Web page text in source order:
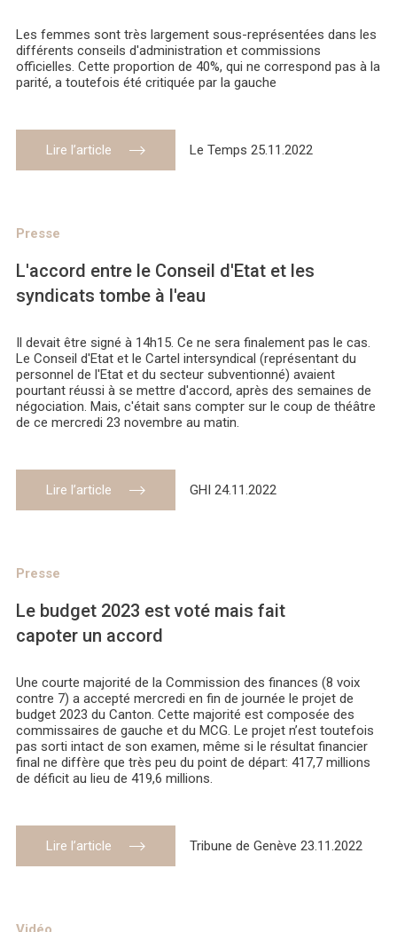
Les femmes sont très largement sous-représentées dans les
différents conseils d'administration et commissions
officielles. Cette proportion de 40%, qui ne correspond pas à la
parité, a toutefois été critiquée par la gauche
Lire l’article Le Temps 25.11.2022
Presse
L'accord entre le Conseil d'Etat et les
syndicats tombe à l'eau
Il devait être signé à 14h15. Ce ne sera finalement pas le cas.
Le Conseil d'Etat et le Cartel intersyndical (représentant du
personnel de l'Etat et du secteur subventionné) avaient
pourtant réussi à se mettre d'accord, après des semaines de
négociation. Mais, c'était sans compter sur le coup de théâtre
de ce mercredi 23 novembre au matin.
Lire l’article GHI 24.11.2022
Presse
Le budget 2023 est voté mais fait
capoter un accord
Une courte majorité de la Commission des finances (8 voix
contre 7) a accepté mercredi en fin de journée le projet de
budget 2023 du Canton. Cette majorité est composée des
commissaires de gauche et du MCG. Le projet n’est toutefois
pas sorti intact de son examen, même si le résultat financier
final ne diffère que très peu du point de départ: 417,7 millions
de déficit au lieu de 419,6 millions.
Lire l’article Tribune de Genève 23.11.2022